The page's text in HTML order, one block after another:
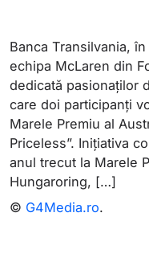
Banca Transilvania,
echipa McLaren din
dedicată pasionaților
care doi participanți
Marele Premiu al
Priceless”. Inițiativa
anul trecut la Marele
Hungaroring, […]
© G4Media.ro.